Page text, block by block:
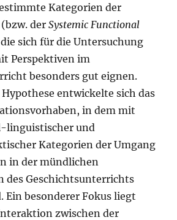
Kategorien der
derSystemic Functional
sich für die Untersuchung
Perspektiven im
besonders gut eignen.
Hypothese entwickelte sich das
in dem mit
linguistischer und
Kategorien der Umgang
in der mündlichen
des Geschichtsunterrichts
Ein besonderer Fokus liegt
zwischen der